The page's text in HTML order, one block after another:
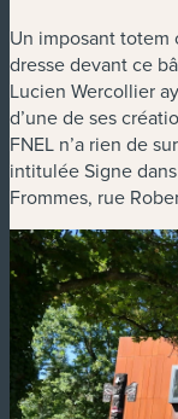
Un imposant totem
dresse devant ce
Lucien Wercollier
d’une de ses
FNEL n’a rien de
intitulée Signe
Frommes, rue